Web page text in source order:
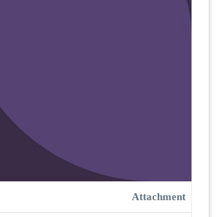
Attachment